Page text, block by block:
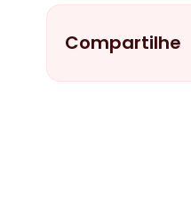
Compartilhe